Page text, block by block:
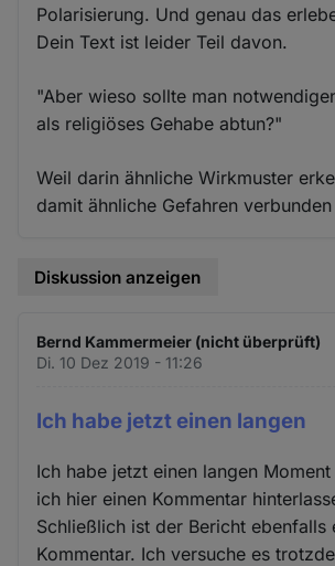
Polarisierung. Und genau das
Dein Text ist leider Teil davon.
"Aber wieso sollte man
als religiöses Gehabe abtun?"
Weil darin ähnliche Wirkmuster
damit ähnliche Gefahren
Diskussion anzeigen
Bernd Kammermeier (nicht überprüft)
Di. 10 Dez 2019 - 11:26
Ich habe jetzt einen langen
Ich habe jetzt einen langen
ich hier einen Kommentar
Schließlich ist der Bericht ebenfalls
Kommentar. Ich versuche es